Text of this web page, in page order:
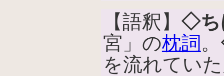
【語釈】 ◇ち
宮」の枕詞 。
を流れてい